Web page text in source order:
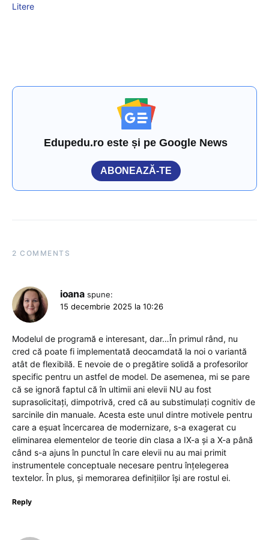
Litere
Edupedu.ro este și pe Google News
ABONEAZĂ-TE
2 COMMENTS
ioana spune:
15 decembrie 2025 la 10:26
Modelul de programă e interesant, dar…În primul rând, nu
cred că poate fi implementată deocamdată la noi o variantă
atât de flexibilă. E nevoie de o pregătire solidă a profesorilor
specific pentru un astfel de model. De asemenea, mi se pare
că se ignoră faptul că în ultimii ani elevii NU au fost
suprasolicitați, dimpotrivă, cred că au substimulați cognitiv de
sarcinile din manuale. Acesta este unul dintre motivele pentru
care a eșuat încercarea de modernizare, s-a exagerat cu
eliminarea elementelor de teorie din clasa a IX-a și a X-a până
când s-a ajuns în punctul în care elevii nu au mai primit
instrumentele conceptuale necesare pentru înțelegerea
textelor. În plus, și memorarea definițiilor își are rostul ei.
Reply